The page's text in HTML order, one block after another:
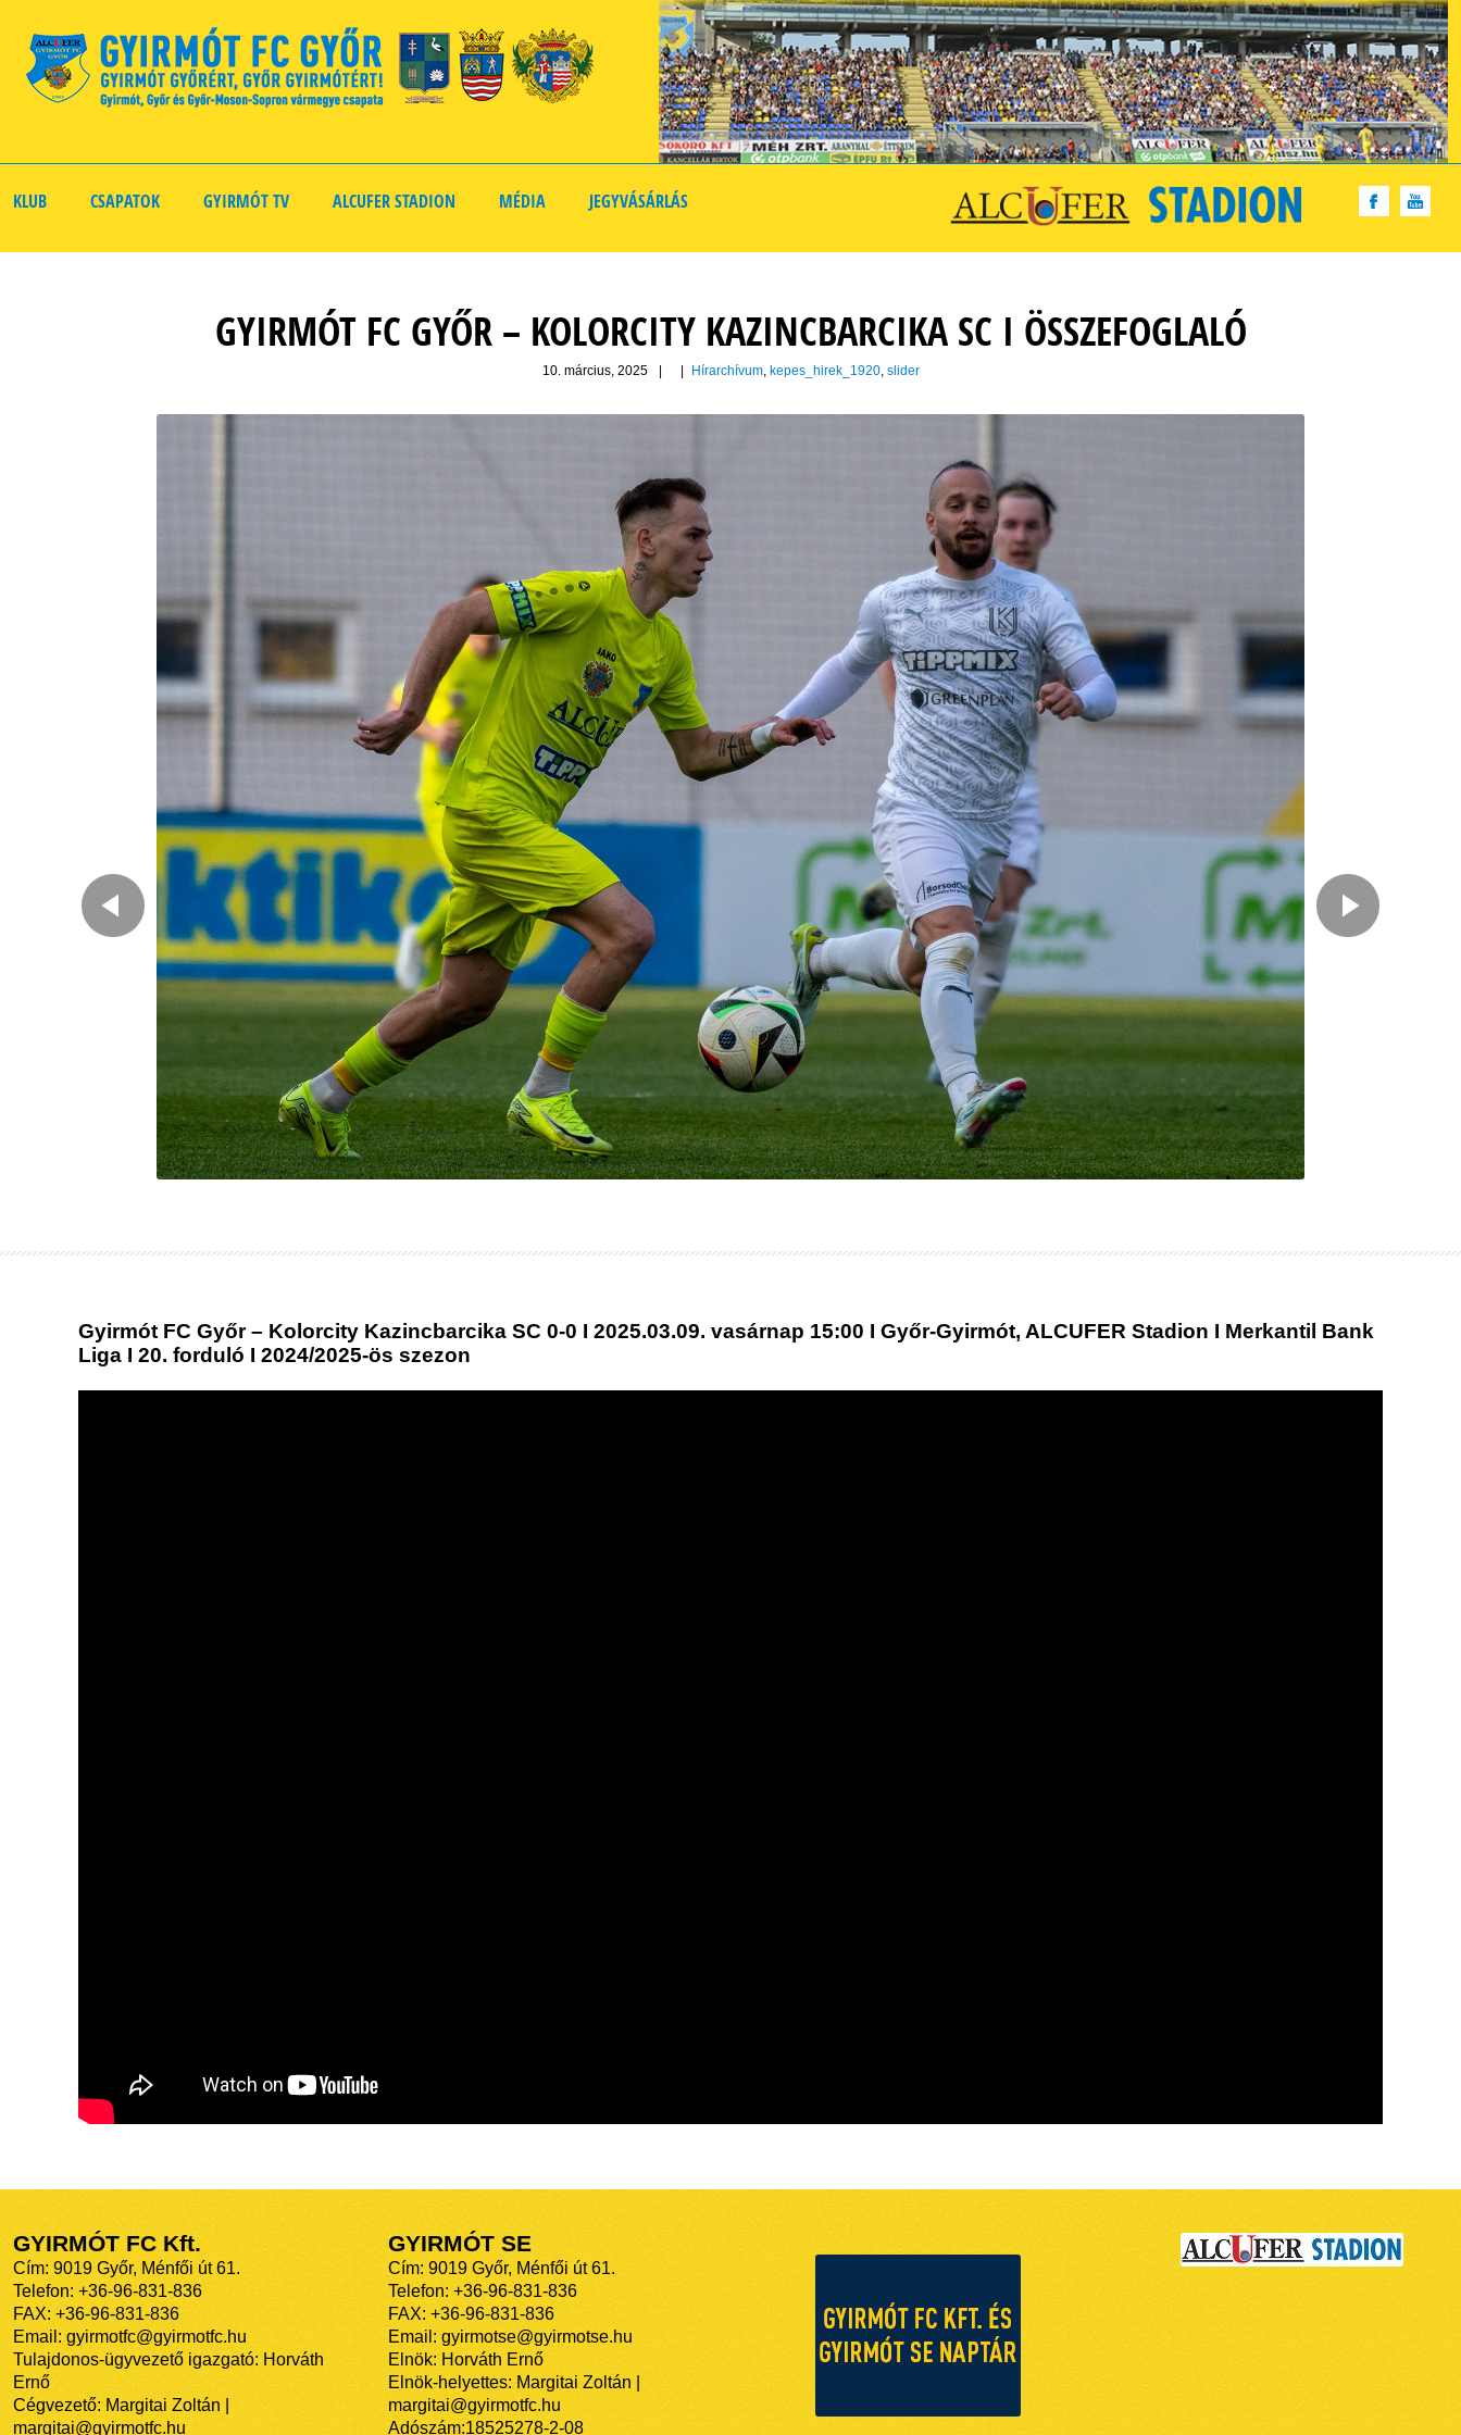
KLUB CSAPATOK GYIRMÓT TV ALCUFER STADION MÉDIA JEGYVÁSÁRLÁS
GYIRMÓT FC GYŐR – KOLORCITY KAZINCBARCIKA SC I ÖSSZEFOGLALÓ
10. március, 2025 Hírarchívum, kepes_hirek_1920, slider
Gyirmót FC Győr – Kolorcity Kazincbarcika SC 0-0 I 2025.03.09. vasárnap 15:00 I Győr-Gyirmót, ALCUFER Stadion I Merkantil Bank
Liga I 20. forduló I 2024/2025-ös szezon
GYIRMÓT FC Kft.
Cím: 9019 Győr, Ménfői út 61.
Telefon: +36-96-831-836
FAX: +36-96-831-836
Email: gyirmotfc@gyirmotfc.hu
Tulajdonos-ügyvezető igazgató: Horváth
Ernő
Cégvezető: Margitai Zoltán |
margitai@gyirmotfc.hu
GYIRMÓT SE
Cím: 9019 Győr, Ménfői út 61.
Telefon: +36-96-831-836
FAX: +36-96-831-836
Email: gyirmotse@gyirmotse.hu
Elnök: Horváth Ernő
Elnök-helyettes: Margitai Zoltán |
margitai@gyirmotfc.hu
Adószám:18525278-2-08